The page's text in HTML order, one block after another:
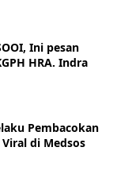
Ini pesan
HRA. Indra
Pembacokan
di Medsos